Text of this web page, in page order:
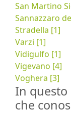
San Martino
Sannazzaro
Stradella [1]
Varzi [1]
Vidigulfo [1]
Vigevano [4]
Voghera [3]
In questo
che